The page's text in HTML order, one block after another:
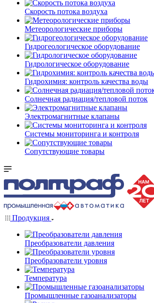
Скорость потока воздуха
Метеорологические приборы
Гидрогеологическое оборудование
Гидрологическое оборудование
Гидрохимия: контроль качества воды
Солнечная радиация/тепловой поток
Электромагнитные клапаны
Системы мониторинга и контроля
Сопутствующие товары
Продукция
Преобразователи давления
Преобразователи уровня
Температура
Промышленные газоанализаторы